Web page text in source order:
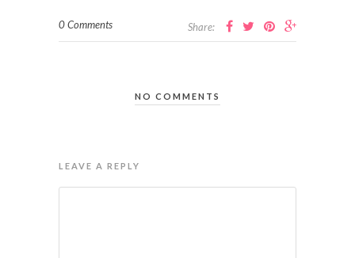
0 Comments Share:
NO COMMENTS
LEAVE A REPLY